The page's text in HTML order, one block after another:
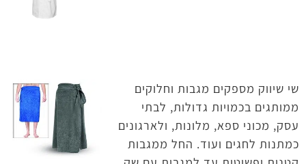
שי שיווק מספקים מגבות וחלוקים
ממותגים בכמויות גדולות, לבתי
עסק, מכוני ספא, מלונות, ולארגונים
כמתנות לחגים ועוד. החל ממגבות